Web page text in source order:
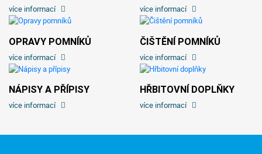
více informací více informací
OPRAVY POMNÍKŮ
více informací
ČIŠTĚNÍ POMNÍKŮ
více informací
NÁPISY A PŘÍPISY
více informací
HŘBITOVNÍ DOPLŇKY
více informací